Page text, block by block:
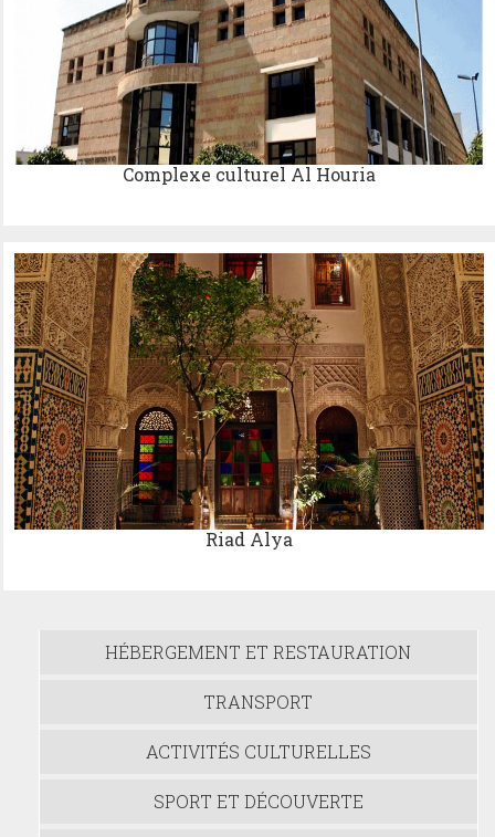
Complexe culturel Al Houria
Riad Alya
HÉBERGEMENT ET RESTAURATION
TRANSPORT
ACTIVITÉS CULTURELLES
SPORT ET DÉCOUVERTE